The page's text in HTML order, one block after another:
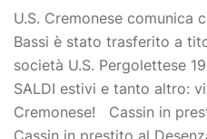
U.S. Cremonese comunica
Bassi è stato trasferito a
società U.S. Pergolettese
SALDI estivi e tanto altro:
Cremonese! Cassin in
Cassin in prestito al